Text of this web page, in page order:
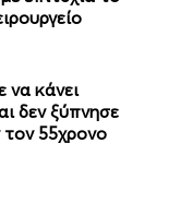
κάνει
δεν ξύπνησε
55χρονο